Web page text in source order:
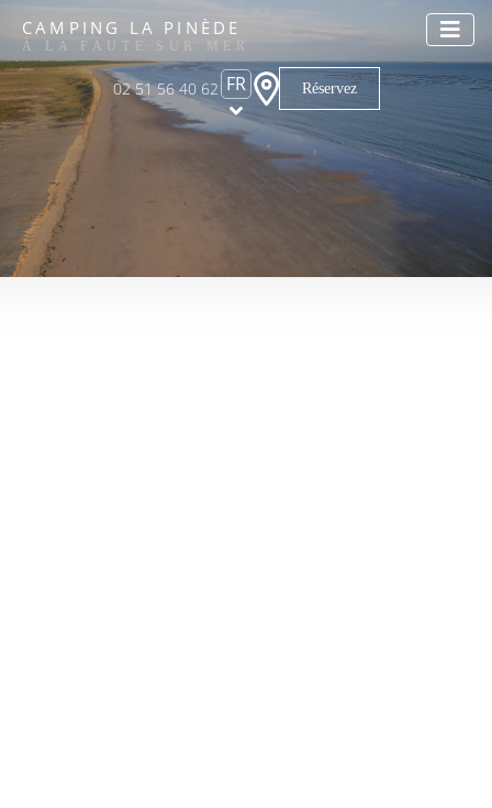
CAMPING LA PINÈDE
À LA FAUTE SUR MER
02 51 56 40 62 FR Réservez